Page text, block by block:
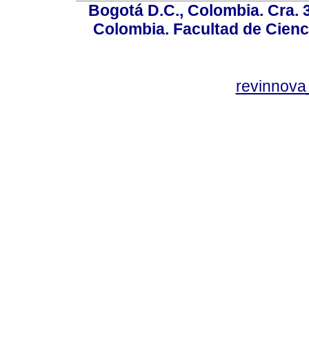
Bogotá D.C., Colombia. Cra.
Colombia. Facultad de